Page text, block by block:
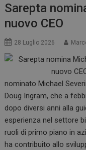
Sarepta
nuovo CEO
28 Luglio 2026
nominato Michael
Doug Ingram, che a
dopo diversi anni alla
esperienza nel settore
ruoli di primo piano in
ha contribuito allo